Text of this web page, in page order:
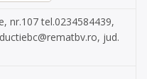
nr.107 tel.0234584439,
, jud.